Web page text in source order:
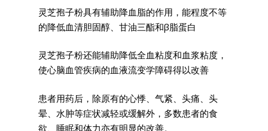
灵芝孢子粉具有辅助降血脂的作用，能程度不等
的降低血清胆固醇、甘油三酯和β脂蛋白
灵芝孢子粉还能辅助降低全血粘度和血浆粘度，
使心脑血管疾病的血液流变学障碍得以改善
患者用药后，除原有的心悸、气紧、头痛、头
晕、水肿等症状减轻或缓解外，多数患者的食
欲、睡眠和体力亦有明显的改善。